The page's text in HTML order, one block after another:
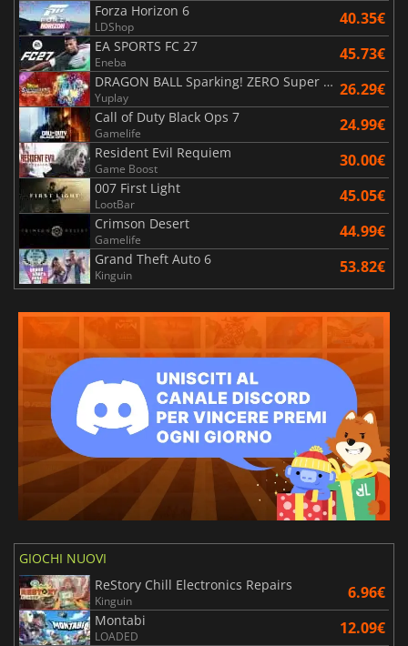
Forza Horizon 6
LDShop 40.35€
EA SPORTS FC 27
Eneba 45.73€
DRAGON BALL Sparking! ZERO Super Limit Breaking NEO
Yuplay 26.29€
Call of Duty Black Ops 7
Gamelife 24.99€
Resident Evil Requiem
Game Boost 30.00€
007 First Light
LootBar 45.05€
Crimson Desert
Gamelife 44.99€
Grand Theft Auto 6
Kinguin 53.82€
GIOCHI NUOVI
ReStory Chill Electronics Repairs
Kinguin 6.96€
Montabi
LOADED 12.09€